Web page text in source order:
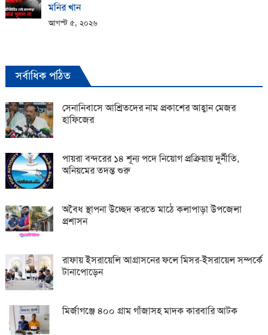
মনির খান
আগস্ট ৫, ২০২৬
সর্বাধিক পঠিত
সেনানিবাসে আশ্রিতদের নাম প্রকাশের আহ্বান মেজর
হাফিজের
পায়রা বন্দরের ১৪ শূন্য পদে নিয়োগ প্রক্রিয়ায় দুর্নীতি,
অনিয়মের তদন্ত শুরু
অবৈধ স্থাপনা উচ্ছেদ করতে মাঠে কলাপাড়া উপজেলা
প্রশাসন
রাফায় ইসরায়েলি আগ্রাসনের ফলে মিসর-ইসরায়েল সম্পর্কে
টানাপোড়েন
মির্জাগঞ্জে ৪০০ গ্রাম গাঁজাসহ মাদক কারবারি আটক